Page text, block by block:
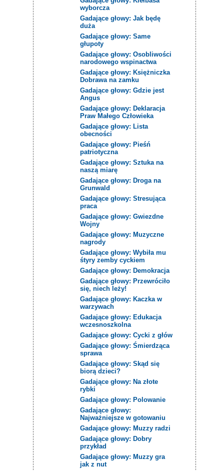
wyborcza
Gadające głowy: Jak będę
duża
Gadające głowy: Same
głupoty
Gadające głowy: Osobliwości
narodowego wspinactwa
Gadające głowy: Księżniczka
Dobrawa na zamku
Gadające głowy: Gdzie jest
Angus
Gadające głowy: Deklaracja
Praw Małego Człowieka
Gadające głowy: Lista
obecności
Gadające głowy: Pieśń
patriotyczna
Gadające głowy: Sztuka na
naszą miarę
Gadające głowy: Droga na
Grunwald
Gadające głowy: Stresująca
praca
Gadające głowy: Gwiezdne
Wojny
Gadające głowy: Muzyczne
nagrody
Gadające głowy: Wybiła mu
śtyry zemby cyckiem
Gadające głowy: Demokracja
Gadające głowy: Przewróciło
się, niech leży!
Gadające głowy: Kaczka w
warzywach
Gadające głowy: Edukacja
wczesnoszkolna
Gadające głowy: Cycki z głów
Gadające głowy: Śmierdząca
sprawa
Gadające głowy: Skąd się
biorą dzieci?
Gadające głowy: Na złote
rybki
Gadające głowy: Polowanie
Gadające głowy:
Najważniejsze w gotowaniu
Gadające głowy: Muzzy radzi
Gadające głowy: Dobry
przykład
Gadające głowy: Muzzy gra
jak z nut